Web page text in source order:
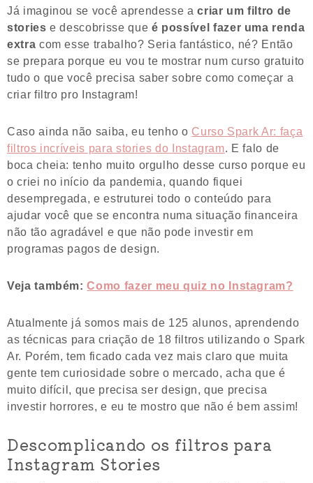
Já imaginou se você aprendesse acriar um filtro de
stories e descobrisse que é possível fazer uma renda
extra com esse trabalho? Seria fantástico, né? Então
se prepara porque eu vou te mostrar num curso gratuito
tudo o que você precisa saber sobre como começar a
criar filtro pro Instagram!
Caso ainda não saiba, eu tenho o Curso Spark Ar: faça
filtros incríveis para stories do Instagram. E falo de
boca cheia: tenho muito orgulho desse curso porque eu
o criei no início da pandemia, quando fiquei
desempregada, e estruturei todo o conteúdo para
ajudar você que se encontra numa situação financeira
não tão agradável e que não pode investir em
programas pagos de design.
Veja também:Como fazer meu quiz no Instagram?
Atualmente já somos mais de 125 alunos, aprendendo
as técnicas para criação de 18 filtros utilizando o Spark
Ar. Porém, tem ficado cada vez mais claro que muita
gente tem curiosidade sobre o mercado, acha que é
muito difícil, que precisa ser design, que precisa
investir horrores, e eu te mostro que não é bem assim!
Descomplicando os filtros para
Instagram Stories